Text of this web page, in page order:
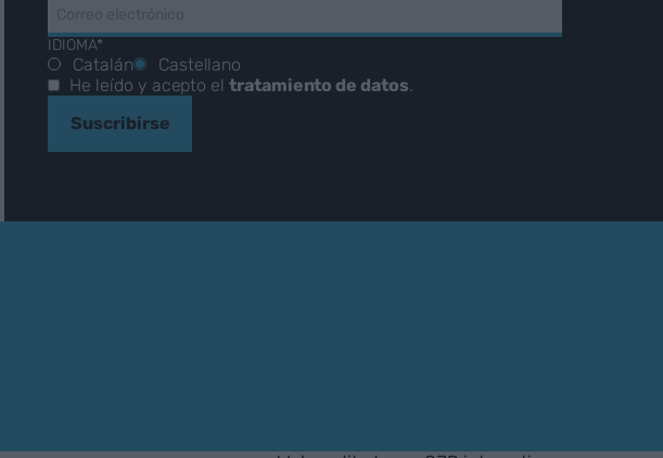
IDIOMA*
Catalán
Castellano
He leído y acepto eltratamiento de datos.
Suscribirse